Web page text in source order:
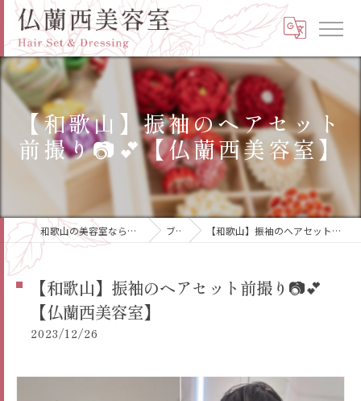
【和歌山】振袖のヘアセット
前撮り📷️💕【仏蘭西美容室】
和歌山の美容室なら高品質の仏蘭西美容室 ブログ 【和歌山】振袖のヘアセット前撮り📷️💕【仏蘭西美容室】
【和歌山】振袖のヘアセット前撮り📷️💕
【仏蘭西美容室】
2023/12/26